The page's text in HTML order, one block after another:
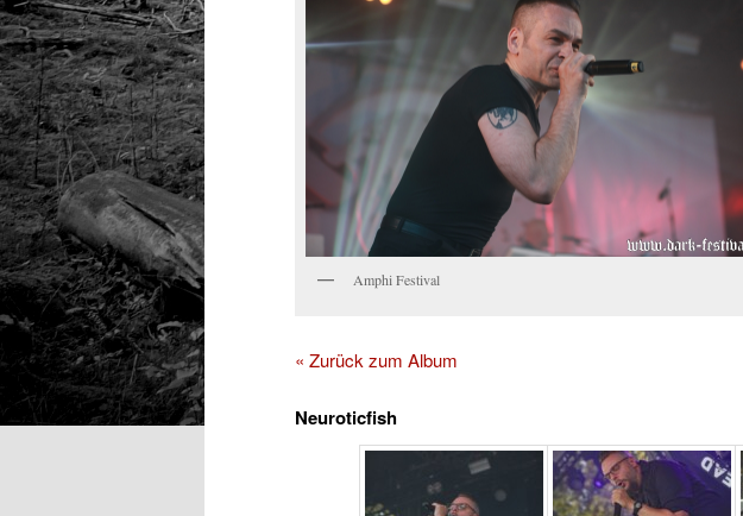
Amphi Festival
« Zurück zum Album
Neuroticfish